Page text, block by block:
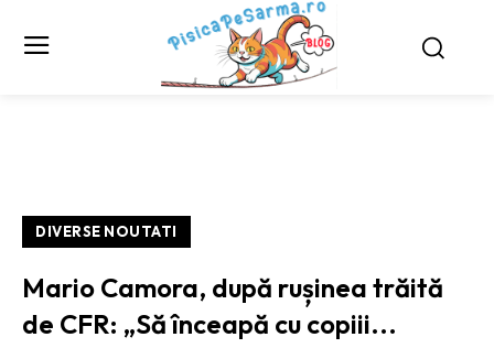
DIVERSE NOUTATI
Mario Camora, după rușinea trăită
de CFR: „Să înceapă cu copiii...